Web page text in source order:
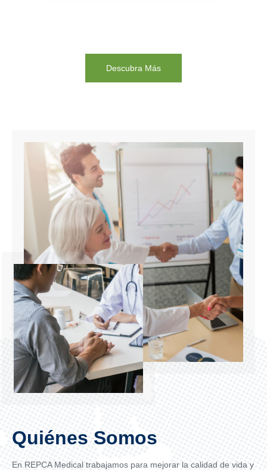
Descubra Más
Quiénes Somos​
En REPCA Medical trabajamos para mejorar la calidad de vida y